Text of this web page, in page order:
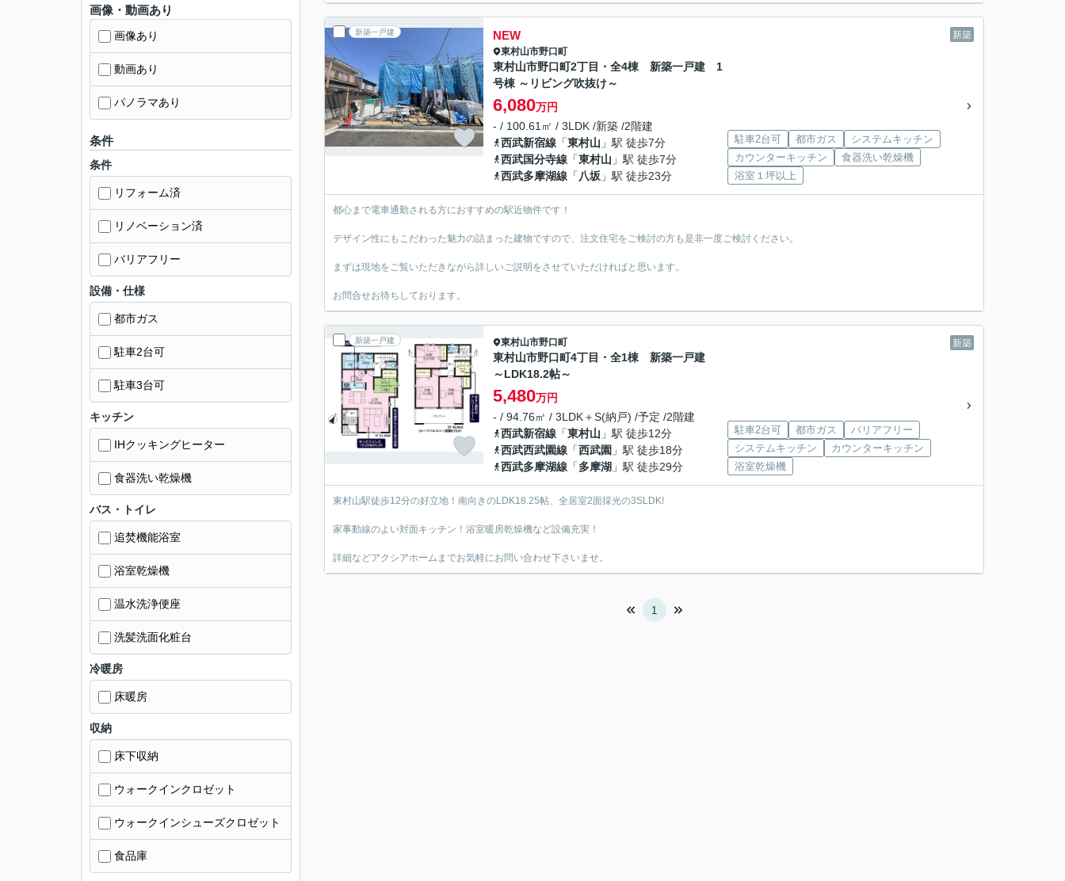
新築一戸建 新築
NEW
東村山市野口町
東村山市野口町2丁目・全4棟 新築一戸建 1
号棟 ～リビング吹抜け～
6,080万円
- / 100.61㎡ / 3LDK /新築 /2階建
西武新宿線 「東村山 」駅 徒歩7分
西武国分寺線 「東村山 」駅 徒歩7分
西武多摩湖線 「 八坂 」駅 徒歩23分
駐車2台可 都市ガス
システムキッチン
カウンターキッチン
食器洗い乾燥機
浴室１坪以上
都心まで電車通勤される方におすすめの駅近物件です！
デザイン性にもこだわった魅力の詰まった建物ですので、注文住宅をご検討の方も是非一度ご検討ください。
まずは現地をご覧いただきながら詳しいご説明をさせていただければと思います。
お問合せお待ちしております。
新築一戸建 新築
東村山市野口町
東村山市野口町4丁目・全1棟 新築一戸建
～LDK18.2帖～
5,480万円
- / 94.76㎡ / 3LDK＋S(納戸) /予定 /2階建
西武新宿線 「東村山 」駅 徒歩12分
西武西武園線 「西武園 」駅 徒歩18分
西武多摩湖線 「多摩湖 」駅 徒歩29分
駐車2台可 都市ガス
バリアフリー
システムキッチン
カウンターキッチン
浴室乾燥機
東村山駅徒歩12分の好立地！南向きのLDK18.25帖、全居室2面採光の3SLDK!
家事動線のよい対面キッチン！浴室暖房乾燥機など設備充実！
詳細などアクシアホームまでお気軽にお問い合わせ下さいませ。
1
画像・動画あり
画像あり
動画あり
パノラマあり
条件
条件
リフォーム済
リノベーション済
バリアフリー
設備・仕様
都市ガス
駐車2台可
駐車3台可
キッチン
IHクッキングヒーター
食器洗い乾燥機
バス・トイレ
追焚機能浴室
浴室乾燥機
温水洗浄便座
洗髪洗面化粧台
冷暖房
床暖房
収納
床下収納
ウォークインクロゼット
ウォークインシューズクロゼット
食品庫